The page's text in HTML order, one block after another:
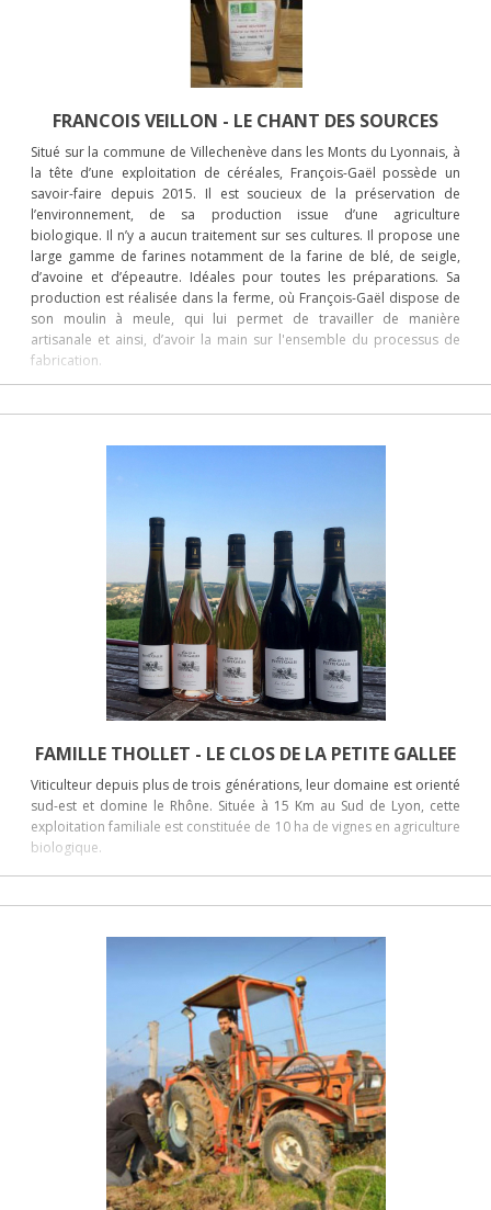
FRANCOIS VEILLON - LE CHANT DES SOURCES
Situé sur la commune de Villechenève dans les Monts du Lyonnais, à
la tête d’une exploitation de céréales, François-Gaël possède un
savoir-faire depuis 2015. Il est soucieux de la préservation de
l’environnement, de sa production issue d’une agriculture
biologique. Il n’y a aucun traitement sur ses cultures. Il propose une
large gamme de farines notamment de la farine de blé, de seigle,
d’avoine et d’épeautre. Idéales pour toutes les préparations. Sa
production est réalisée dans la ferme, où François-Gaël dispose de
son moulin à meule, qui lui permet de travailler de manière
artisanale et ainsi, d’avoir la main sur l'ensemble du processus de
fabrication.
FAMILLE THOLLET - LE CLOS DE LA PETITE GALLEE
Viticulteur depuis plus de trois générations, leur domaine est orienté
sud-est et domine le Rhône. Située à 15 Km au Sud de Lyon, cette
exploitation familiale est constituée de 10 ha de vignes en agriculture
biologique.